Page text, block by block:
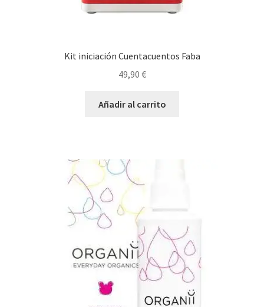
Kit iniciación Cuentacuentos Faba
49,90 €
Añadir al carrito